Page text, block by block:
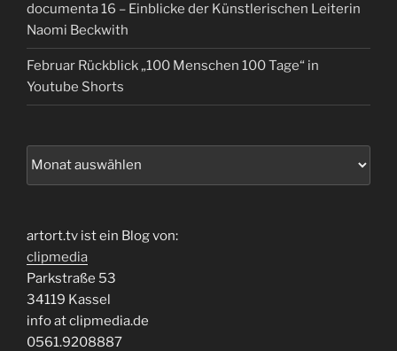
documenta 16 – Einblicke der Künstlerischen Leiterin
Naomi Beckwith
Februar Rückblick „100 Menschen 100 Tage“ in
Youtube Shorts
artort.tv ist ein Blog von:
clipmedia
Parkstraße 53
34119 Kassel
info at clipmedia.de
0561.9208887